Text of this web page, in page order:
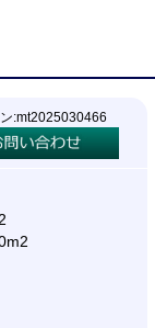
:mt2025030466